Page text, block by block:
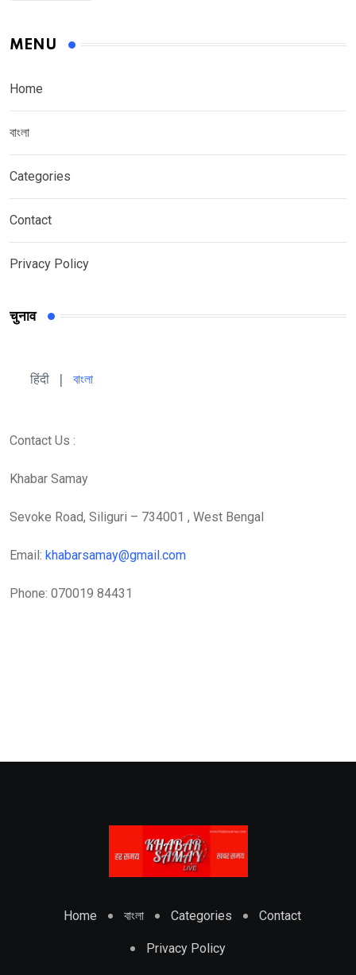
MENU
Home
বাংলা
Categories
Contact
Privacy Policy
चुनाव
हिंदी বাংলা
Contact Us :
Khabar Samay
Sevoke Road, Siliguri – 734001 , West Bengal
Email: khabarsamay@gmail.com
Phone: 070019 84431
Home বাংলা Categories Contact
Privacy Policy